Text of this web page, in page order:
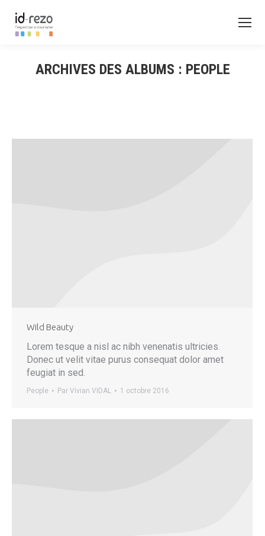
ARCHIVES DES ALBUMS : PEOPLE
Wild Beauty
Lorem tesque a nisl ac nibh venenatis ultricies.
Donec ut velit vitae purus consequat dolor amet
feugiat in sed.
People Par Vivian VIDAL 1 octobre 2016